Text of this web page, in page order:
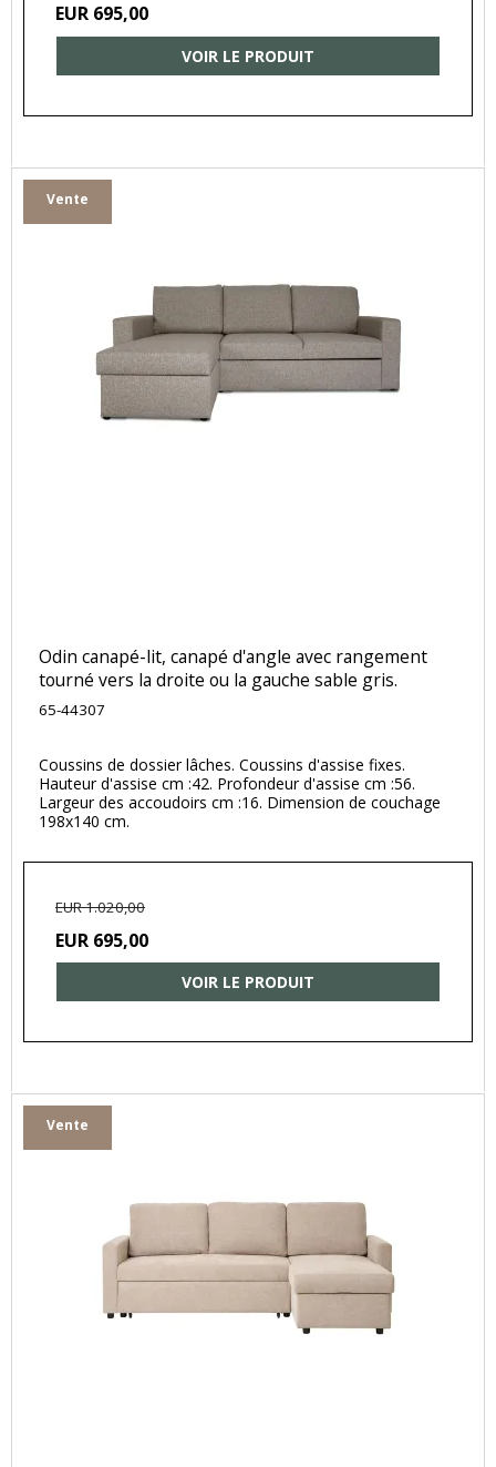
EUR 695,00
VOIR LE PRODUIT
Vente
Odin canapé-lit, canapé d'angle avec rangement
tourné vers la droite ou la gauche sable gris.
65-44307
Coussins de dossier lâches. Coussins d'assise fixes.
Hauteur d'assise cm :42. Profondeur d'assise cm :56.
Largeur des accoudoirs cm :16. Dimension de couchage
198x140 cm.
EUR 1.020,00
EUR 695,00
VOIR LE PRODUIT
Vente